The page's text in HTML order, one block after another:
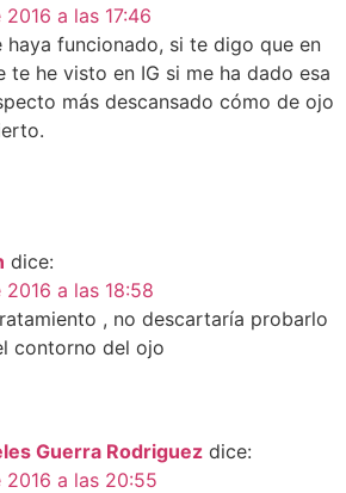
a las 17:46
haya funcionado, si te digo que en
te he visto en IG si me ha dado esa
más descansado cómo de ojo
dice:
a las 18:58
, no descartaría probarlo
contorno del ojo
Guerra Rodriguez dice:
a las 20:55